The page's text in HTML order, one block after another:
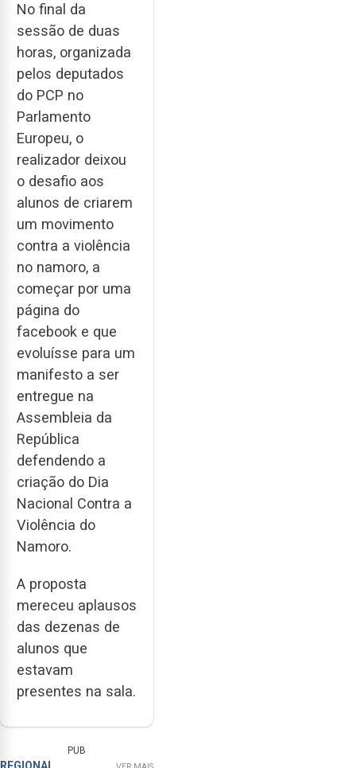
No final da
sessão de duas
horas, organizada
pelos deputados
do PCP no
Parlamento
Europeu, o
realizador deixou
o desafio aos
alunos de criarem
um movimento
contra a violência
no namoro, a
começar por uma
página do
facebook e que
evoluísse para um
manifesto a ser
entregue na
Assembleia da
República
defendendo a
criação do Dia
Nacional Contra a
Violência do
Namoro.
A proposta
mereceu aplausos
das dezenas de
alunos que
estavam
presentes na sala.
PUB
REGIONAL